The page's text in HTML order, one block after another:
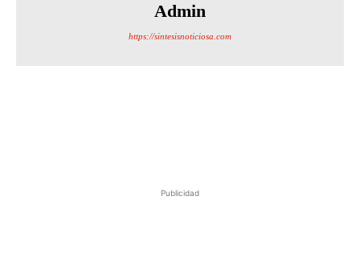
Admin
https://sintesisnoticiosa.com
Publicidad